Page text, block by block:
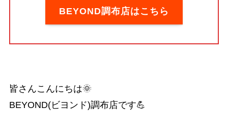
BEYOND調布店はこちら
皆さんこんにちは🌞
BEYOND(ビヨンド)調布店です💪